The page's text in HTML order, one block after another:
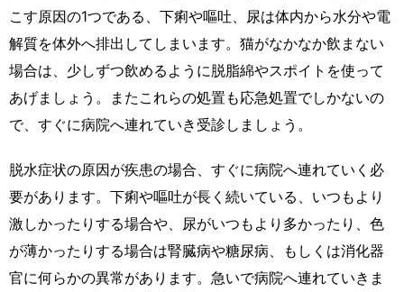
こす原因の1つである、下痢や嘔吐、尿は体内から水分や電
解質を体外へ排出してしまいます。猫がなかなか飲まない
場合は、少しずつ飲めるように脱脂綿やスポイトを使って
あげましょう。またこれらの処置も応急処置でしかないの
で、すぐに病院へ連れていき受診しましょう。
脱水症状の原因が疾患の場合、すぐに病院へ連れていく必
要があります。下痢や嘔吐が長く続いている、いつもより
激しかったりする場合や、尿がいつもより多かったり、色
が薄かったりする場合は腎臓病や糖尿病、もしくは消化器
官に何らかの異常があります。急いで病院へ連れていきま